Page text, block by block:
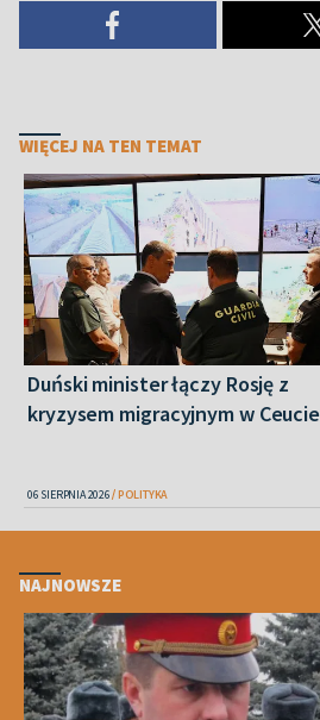
WIĘCEJ NA TEN TEMAT
Duński minister łączy Rosję z
kryzysem migracyjnym w Ceucie
06 SIERPNIA 2026 POLITYKA
NAJNOWSZE